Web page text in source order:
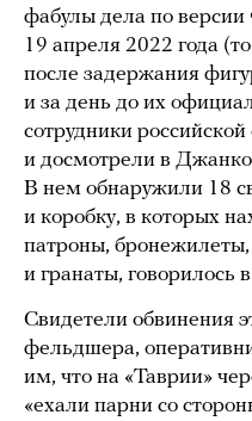
фабулы дела по
19 апреля 2022 года
после задержания
и за день до их
сотрудники
и досмотрели в
В нем обнаружили 18
и коробку, в которых
патроны,
и гранаты, говорилось
Свидетели обвинения
фельдшера,
им, что на «Таврии»
«ехали парни со